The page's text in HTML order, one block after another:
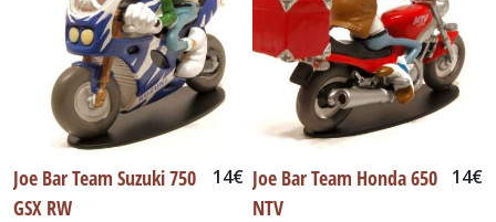
Joe Bar Team Suzuki 750
GSX RW
14€ Joe Bar Team Honda 650
NTV
14€
Lots
Accessoires
Figurines
Divers
(29)
Matchbox
(57)